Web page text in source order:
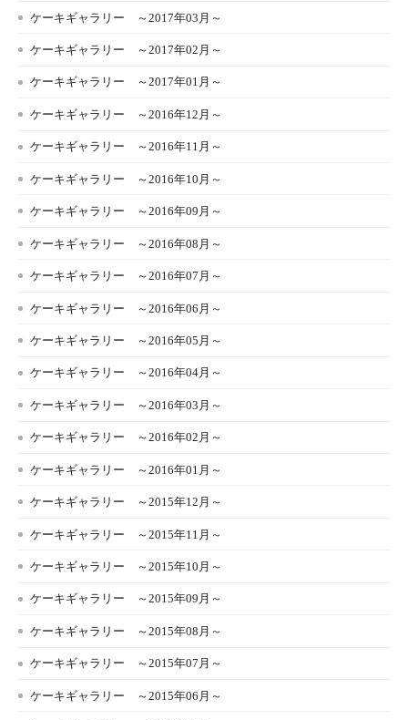
ケーキギャラリー ～2017年03月～
ケーキギャラリー ～2017年02月～
ケーキギャラリー ～2017年01月～
ケーキギャラリー ～2016年12月～
ケーキギャラリー ～2016年11月～
ケーキギャラリー ～2016年10月～
ケーキギャラリー ～2016年09月～
ケーキギャラリー ～2016年08月～
ケーキギャラリー ～2016年07月～
ケーキギャラリー ～2016年06月～
ケーキギャラリー ～2016年05月～
ケーキギャラリー ～2016年04月～
ケーキギャラリー ～2016年03月～
ケーキギャラリー ～2016年02月～
ケーキギャラリー ～2016年01月～
ケーキギャラリー ～2015年12月～
ケーキギャラリー ～2015年11月～
ケーキギャラリー ～2015年10月～
ケーキギャラリー ～2015年09月～
ケーキギャラリー ～2015年08月～
ケーキギャラリー ～2015年07月～
ケーキギャラリー ～2015年06月～